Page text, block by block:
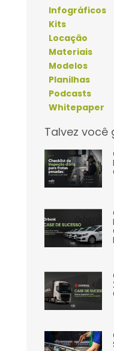
Infográficos
Kits
Locação
Materiais
Modelos
Planilhas
Podcasts
Whitepaper
Talvez você